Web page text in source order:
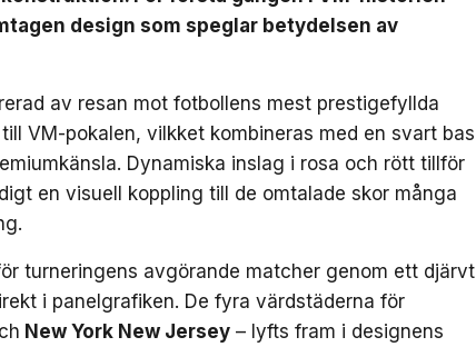
design som speglar betydelsen av
av resan mot fotbollens mest prestigefyllda
VM-pokalen, vilkket kombineras med en svart bas
Dynamiska inslag i rosa och rött tillför
en visuell koppling till de omtalade skor många
turneringens avgörande matcher genom ett djärvt
i panelgrafiken. De fyra värdstäderna för
New York New Jersey – lyfts fram i designens